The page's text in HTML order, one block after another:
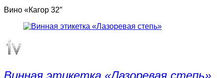
Вино «Кагор 32″